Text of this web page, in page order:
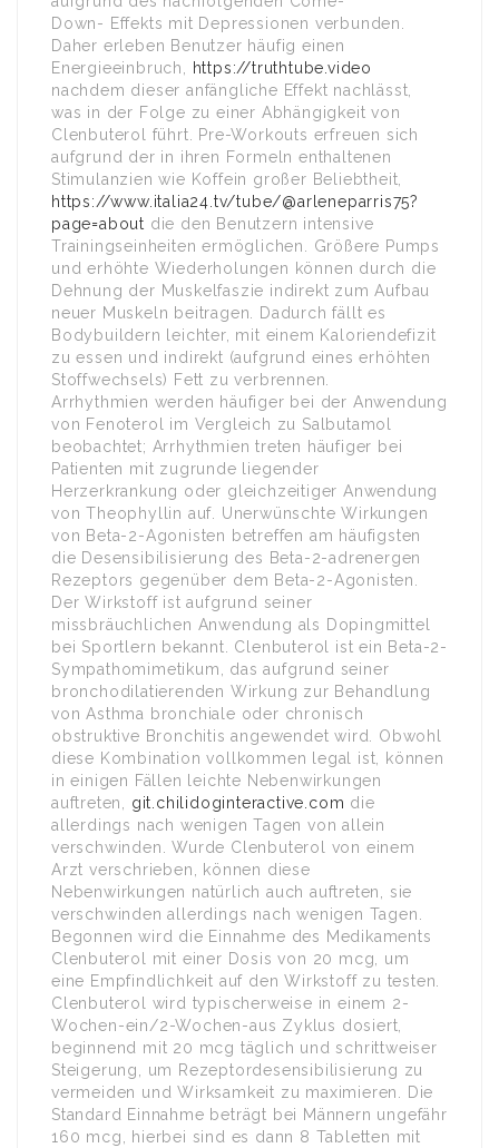
Down- Effekts mit Depressionen verbunden.
Daher erleben Benutzer häufig einen
Energieeinbruch,
https://truthtube.video
nachdem dieser anfängliche Effekt nachlässt,
was in der Folge zu einer Abhängigkeit von
Clenbuterol führt. Pre-Workouts erfreuen sich
aufgrund der in ihren Formeln enthaltenen
Stimulanzien wie Koffein großer Beliebtheit,
https://www.italia24.tv/tube/@arleneparris75?
page=about die den Benutzern intensive
Trainingseinheiten ermöglichen. Größere Pumps
und erhöhte Wiederholungen können durch die
Dehnung der Muskelfaszie indirekt zum Aufbau
neuer Muskeln beitragen. Dadurch fällt es
Bodybuildern leichter, mit einem Kaloriendefizit
zu essen und indirekt (aufgrund eines erhöhten
Stoffwechsels) Fett zu verbrennen.
Arrhythmien werden häufiger bei der Anwendung
von Fenoterol im Vergleich zu Salbutamol
beobachtet; Arrhythmien treten häufiger bei
Patienten mit zugrunde liegender
Herzerkrankung oder gleichzeitiger Anwendung
von Theophyllin auf. Unerwünschte Wirkungen
von Beta-2-Agonisten betreffen am häufigsten
die Desensibilisierung des Beta-2-adrenergen
Rezeptors gegenüber dem Beta-2-Agonisten.
Der Wirkstoff ist aufgrund seiner
missbräuchlichen Anwendung als Dopingmittel
bei Sportlern bekannt. Clenbuterol ist ein Beta-2-
Sympathomimetikum, das aufgrund seiner
bronchodilatierenden Wirkung zur Behandlung
von Asthma bronchiale oder chronisch
obstruktive Bronchitis angewendet wird. Obwohl
diese Kombination vollkommen legal ist, können
in einigen Fällen leichte Nebenwirkungen
auftreten, git.chilidoginteractive.com die
allerdings nach wenigen Tagen von allein
verschwinden. Wurde Clenbuterol von einem
Arzt verschrieben, können diese
Nebenwirkungen natürlich auch auftreten, sie
verschwinden allerdings nach wenigen Tagen.
Begonnen wird die Einnahme des Medikaments
Clenbuterol mit einer Dosis von 20 mcg, um
eine Empfindlichkeit auf den Wirkstoff zu testen.
Clenbuterol wird typischerweise in einem 2-
Wochen-ein/2-Wochen-aus Zyklus dosiert,
beginnend mit 20 mcg täglich und schrittweiser
Steigerung, um Rezeptordesensibilisierung zu
vermeiden und Wirksamkeit zu maximieren. Die
Standard Einnahme beträgt bei Männern ungefähr
160 mcg, hierbei sind es dann 8 Tabletten mit